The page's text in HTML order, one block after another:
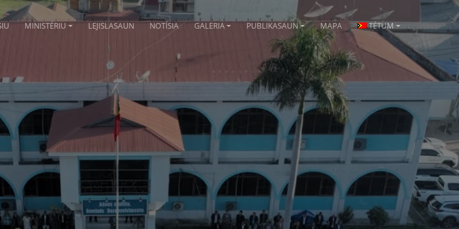
MINISTÉRIU LEJISLASAUN NOTÍSIA GALERIA PUBLIKASAUN MAPA TÉTUM